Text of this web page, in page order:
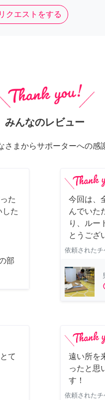
リクエストをする
みんなのレビュー
さまからサポーターへの感
た
た
部
今回は、
んでいた
り、ルー
とうござ
依頼されたチ
て
遠い所を
ったと思
す！
依頼されたチ